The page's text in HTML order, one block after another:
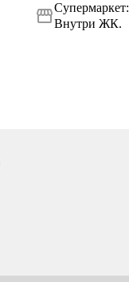
Супермаркет:
Внутри ЖК.